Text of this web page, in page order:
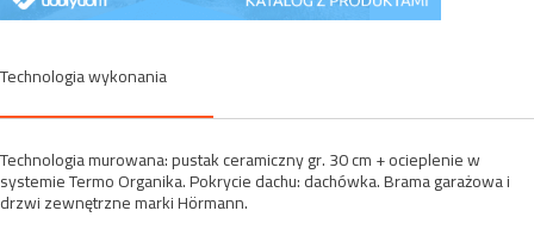
Technologia wykonania
Technologia murowana: pustak ceramiczny gr. 30 cm + ocieplenie w
systemie Termo Organika. Pokrycie dachu: dachówka. Brama garażowa i
drzwi zewnętrzne marki Hörmann.